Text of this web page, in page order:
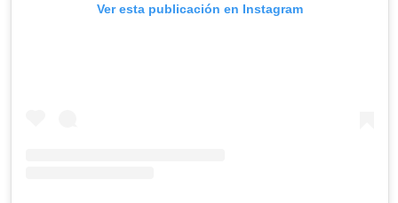
Ver esta publicación en Instagram